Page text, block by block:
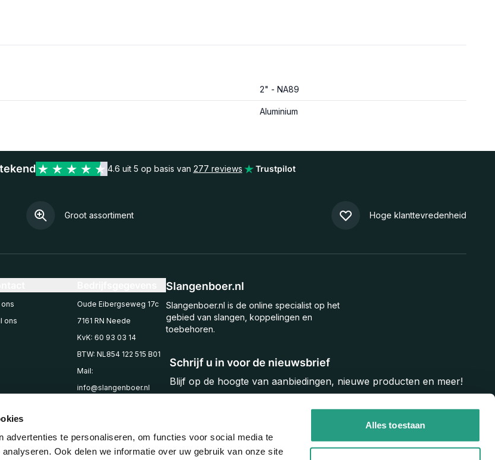
advertenties te personaliseren, om functies voor social media te
Ook delen we informatie over uw gebruik van onze site
Alles toestaan
2" - NA89
Aluminium
4.6 uit 5 op basis van 277 reviews Trustpilot
Groot assortiment Hoge klanttevredenheid
Schrijf u in voor de nieuwsbrief
Blijf op de hoogte van aanbiedingen, nieuwe producten en meer!
Slangenboer.nl
Slangenboer.nl is de online specialist op het
gebied van slangen, koppelingen en
toebehoren.
ons
Oude Eibergseweg 17c
7161 RN Neede
KvK: 60 93 03 14
BTW: NL854 122 515 B01
Mail:
info@slangenboer.nl